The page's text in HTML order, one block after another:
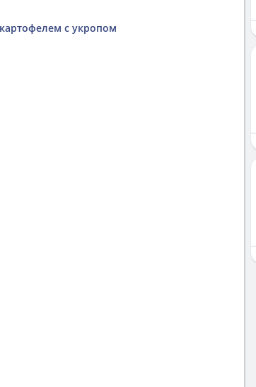
с укропом